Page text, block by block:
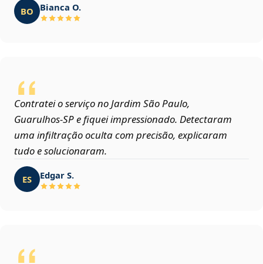
BO Bianca O.
Contratei o serviço no Jardim São Paulo,
Guarulhos‑SP e fiquei impressionado. Detectaram
uma infiltração oculta com precisão, explicaram
tudo e solucionaram.
ES Edgar S.